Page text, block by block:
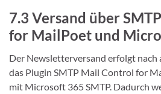
7.3 Versand über
for MailPoet und
Der Newsletterversand erfolgt nach
das Plugin SMTP Mail Control for
mit Microsoft 365 SMTP. Dadurch